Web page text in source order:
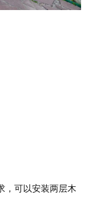
，可以安装两层木